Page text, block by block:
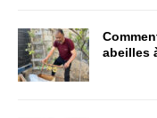
abeilles